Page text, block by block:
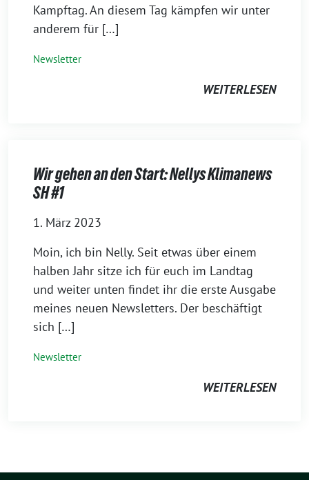
Kampftag. An diesem Tag kämpfen wir unter
anderem für […]
Newsletter
WEITERLESEN
Wir gehen an den Start: Nellys Klimanews
SH #1
1. März 2023
Moin, ich bin Nelly. Seit etwas über einem
halben Jahr sitze ich für euch im Landtag
und weiter unten findet ihr die erste Ausgabe
meines neuen Newsletters. Der beschäftigt
sich […]
Newsletter
WEITERLESEN